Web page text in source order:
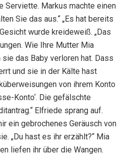
Serviette. Markus machte einen
Sie das aus.“ „Es hat bereits
wurde kreideweiß. „Das
Wie Ihre Mutter Mia
das Baby verloren hat. Dass
und sie in der Kälte hast
von ihrem Konto
Konto‘. Die gefälschte
Elfriede sprang auf.
ein gebrochenes Geräusch von
„Du hast es ihr erzählt?“ Mia
liefen ihr über die Wangen.